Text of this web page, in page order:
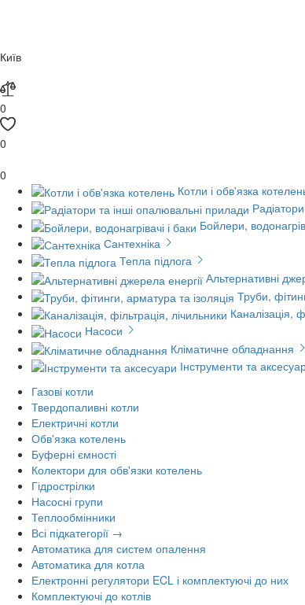
Київ
0
0
0
Котли і обв'язка
Бойлери,
Сантехніка
Тепла підлога
Альтернативні
Труби,
Каналізація,
Насоси
Кліматичне обладнання
Інструменти та
Газові котли
Твердопаливні котли
Електричні котли
Обв'язка котелень
Буферні ємності
Колектори для обв'язки котелень
Гідрострілки
Насосні групи
Теплообмінники
Всі підкатегорії →
Автоматика для систем опалення
Автоматика для котла
Електронні регулятори ECL і комплектуючі до них
Комплектуючі до котлів